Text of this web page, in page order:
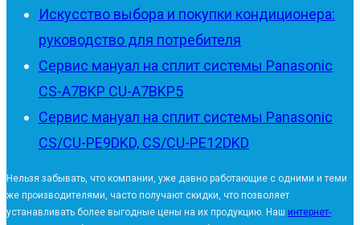
Искусство выбора и покупки кондиционера:
руководство для потребителя
Сервис мануал на сплит системы Panasonic
CS-A7BKP CU-A7BKP5
Сервис мануал на сплит системы Panasonic
CS/CU-PE9DKD, CS/CU-PE12DKD
Нельзя забывать, что компании, уже давно работающие с одними и теми
же производителями, часто получают скидки, что позволяет
устанавливать более выгодные цены на их продукцию. Наш интернет-